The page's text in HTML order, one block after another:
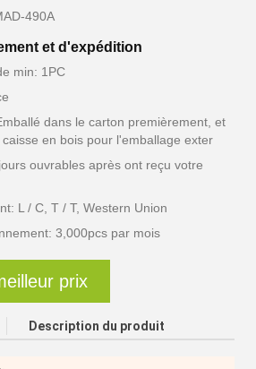
490A
et d'expédition
min: 1PC
dans le carton premièrement, et
en bois pour l'emballage exter
ouvrables après ont reçu votre
L / C, T / T, Western Union
3,000pcs par mois
prix
Description du produit